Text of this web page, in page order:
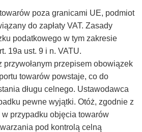
poza granicami UE, podmiot
do zapłaty VAT. Zasady
podatkowego w tym zakresie
19a ust. 9 i n. VATU.
przywołanym przepisem obowiązek
towarów powstaje, co do
długu celnego. Ustawodawca
pewne wyjątki. Otóż, zgodnie z
w przypadku objęcia towarów
pod kontrolą celną